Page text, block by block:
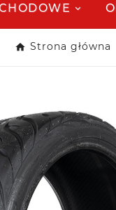
Strona główna